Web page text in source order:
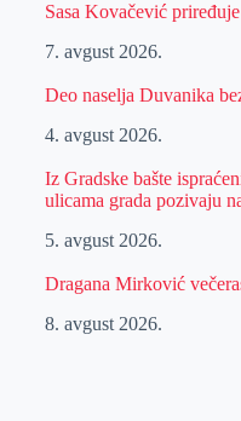
Sasa Kovačević
7. avgust 2026.
Deo naselja Duvanika
4. avgust 2026.
Iz Gradske bašte
ulicama grada pozivaju
5. avgust 2026.
Dragana Mirković
8. avgust 2026.